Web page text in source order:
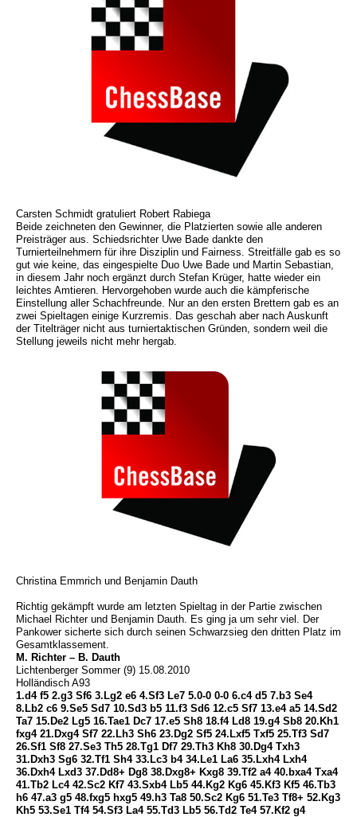
Carsten Schmidt gratuliert Robert Rabiega
Beide zeichneten den Gewinner, die Platzierten sowie alle anderen
Preisträger aus. Schiedsrichter Uwe Bade dankte den
Turnierteilnehmern für ihre Disziplin und Fairness. Streitfälle gab es so
gut wie keine, das eingespielte Duo Uwe Bade und Martin Sebastian,
in diesem Jahr noch ergänzt durch Stefan Krüger, hatte wieder ein
leichtes Amtieren. Hervorgehoben wurde auch die kämpferische
Einstellung aller Schachfreunde. Nur an den ersten Brettern gab es an
zwei Spieltagen einige Kurzremis. Das geschah aber nach Auskunft
der Titelträger nicht aus turniertaktischen Gründen, sondern weil die
Stellung jeweils nicht mehr hergab.
Christina Emmrich und Benjamin Dauth
Richtig gekämpft wurde am letzten Spieltag in der Partie zwischen
Michael Richter und Benjamin Dauth. Es ging ja um sehr viel. Der
Pankower sicherte sich durch seinen Schwarzsieg den dritten Platz im
Gesamtklassement.
M. Richter – B. Dauth
Lichtenberger Sommer (9) 15.08.2010
Holländisch A93
1.d4 f5 2.g3 Sf6 3.Lg2 e6 4.Sf3 Le7 5.0-0 0-0 6.c4 d5 7.b3 Se4
8.Lb2 c6 9.Se5 Sd7 10.Sd3 b5 11.f3 Sd6 12.c5 Sf7 13.e4 a5 14.Sd2
Ta7 15.De2 Lg5 16.Tae1 Dc7 17.e5 Sh8 18.f4 Ld8 19.g4 Sb8 20.Kh1
fxg4 21.Dxg4 Sf7 22.Lh3 Sh6 23.Dg2 Sf5 24.Lxf5 Txf5 25.Tf3 Sd7
26.Sf1 Sf8 27.Se3 Th5 28.Tg1 Df7 29.Th3 Kh8 30.Dg4 Txh3
31.Dxh3 Sg6 32.Tf1 Sh4 33.Lc3 b4 34.Le1 La6 35.Lxh4 Lxh4
36.Dxh4 Lxd3 37.Dd8+ Dg8 38.Dxg8+ Kxg8 39.Tf2 a4 40.bxa4 Txa4
41.Tb2 Lc4 42.Sc2 Kf7 43.Sxb4 Lb5 44.Kg2 Kg6 45.Kf3 Kf5 46.Tb3
h6 47.a3 g5 48.fxg5 hxg5 49.h3 Ta8 50.Sc2 Kg6 51.Te3 Tf8+ 52.Kg3
Kh5 53.Se1 Tf4 54.Sf3 La4 55.Td3 Lb5 56.Td2 Te4 57.Kf2 g4